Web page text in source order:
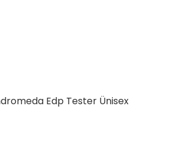
Edp Tester Ünisex